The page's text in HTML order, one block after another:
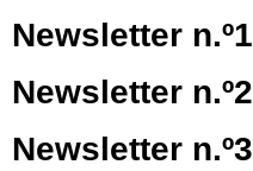
Newsletter n.º1
Newsletter n.º2
Newsletter n.º3